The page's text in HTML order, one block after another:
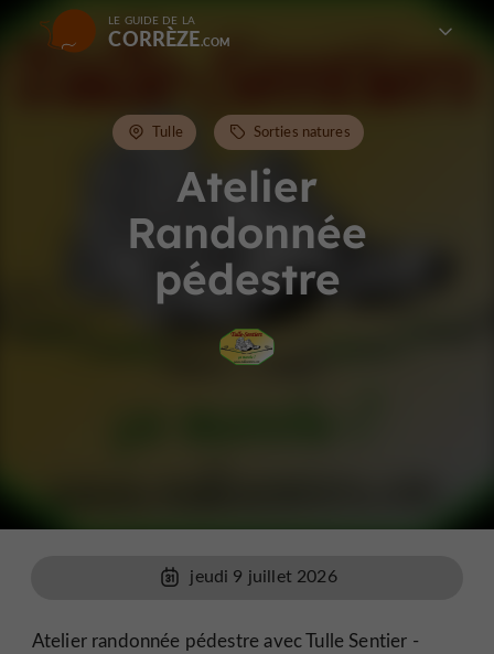
LE GUIDE DE LA
CORRÈZE
Atelier
Randonnée
pédestre
Tulle Sorties natures
jeudi 9 juillet 2026
Atelier randonnée pédestre avec Tulle Sentier -